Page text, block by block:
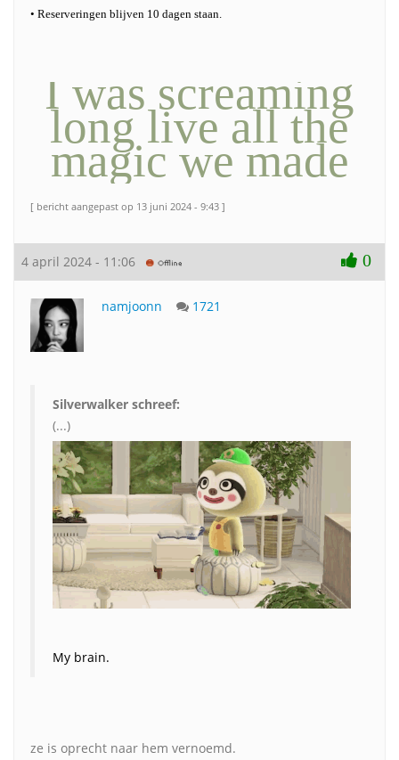
• Reserveringen blijven 10 dagen staan.
I was screaming
long live all the
magic we made
[ bericht aangepast op 13 juni 2024 - 9:43 ]
4 april 2024 - 11:06 0
namjoonn 1721
Silverwalker schreef:
(...)
My brain.
ze is oprecht naar hem vernoemd.